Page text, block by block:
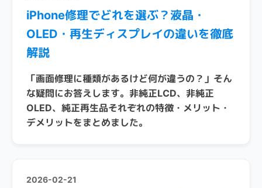
iPhone修理でどれを選ぶ？液晶・
OLED・再生ディスプレイの違いを徹底
解説
「画面修理に種類があるけど何が違うの？」そん
な疑問にお答えします。非純正LCD、非純正
OLED、純正再生品それぞれの特徴・メリット・
デメリットをまとめました。
2026-02-21